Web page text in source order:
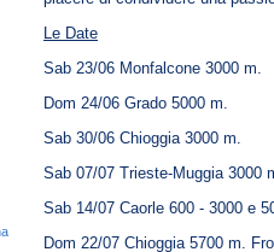
Le Date
Sab 23/06 Monfalcone 3000 m.
Dom 24/06 Grado 5000 m.
Sab 30/06 Chioggia 3000 m.
Sab 07/07 Trieste-Muggia 3000
Sab 14/07 Caorle 600 - 3000 e
Dom 22/07 Chioggia 5700 m.